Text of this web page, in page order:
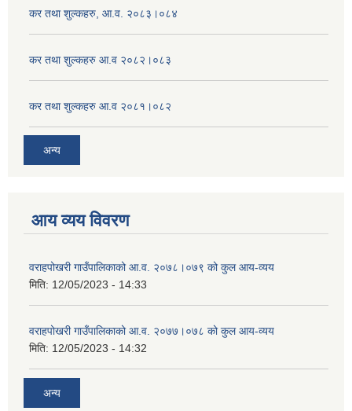
कर तथा शुल्कहरु, आ.व. २०८३।०८४
कर तथा शुल्कहरु आ.व २०८२।०८३
कर तथा शुल्कहरु आ.व २०८१।०८२
अन्य
आय व्यय विवरण
वराहपोखरी गाउँपालिकाको आ.व. २०७८।०७९ को कुल आय-व्यय
मिति: 12/05/2023 - 14:33
वराहपोखरी गाउँपालिकाको आ.व. २०७७।०७८ को कुल आय-व्यय
मिति: 12/05/2023 - 14:32
अन्य